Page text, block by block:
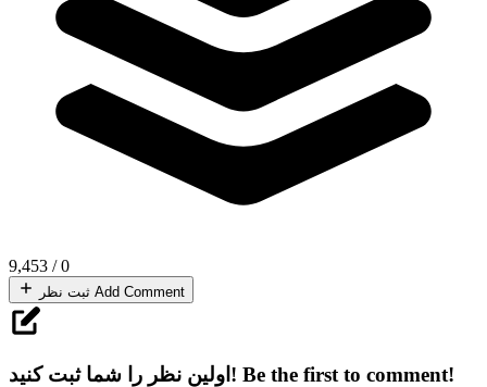
9,453 / 0
ثبت نظر Add Comment
اولین نظر را شما ثبت کنید! Be the first to comment!